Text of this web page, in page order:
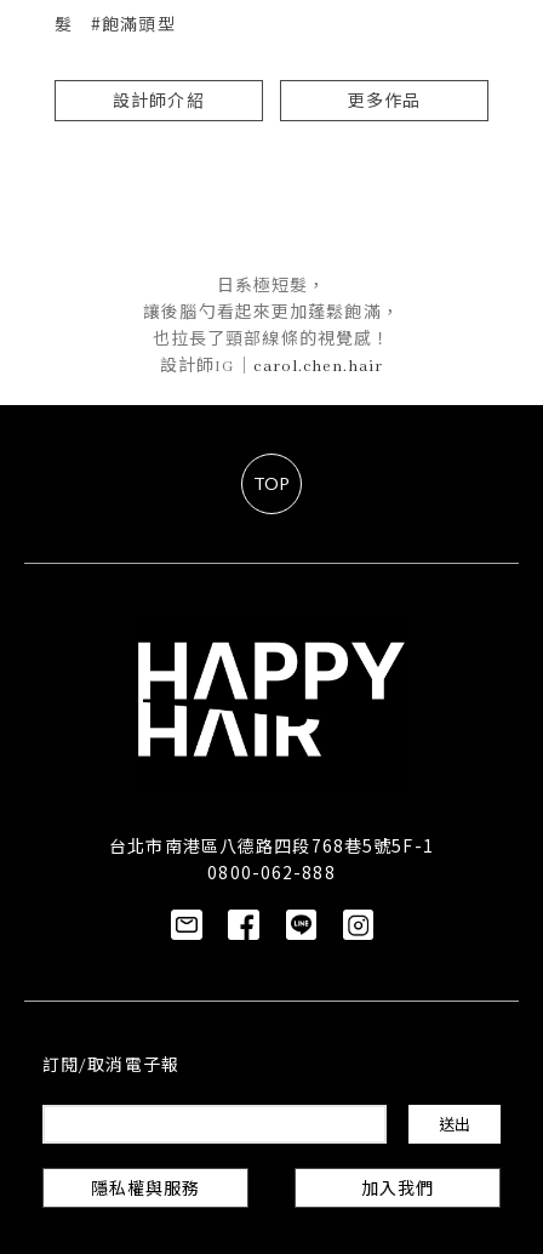
髮
#飽滿頭型
設計師介紹 更多作品
日系極短髮，
讓後腦勺看起來更加蓬鬆飽滿，
也拉長了頸部線條的視覺感！
設計師IG｜carol.chen.hair
TOP
台北市南港區八德路四段768巷5號5F-1
0800-062-888
訂閱/取消電子報
隱私權與服務 加入我們